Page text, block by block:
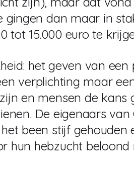
gingen dan maar in
tot 15.000 euro te
het geven van een
verplichting maar
en mensen de kans
De eigenaars van
been stijf gehouden
hun hebzucht